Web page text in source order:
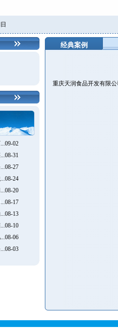
02
31
27
24
20
17
13
10
06
03
经典案例
重庆天润食品开发有限